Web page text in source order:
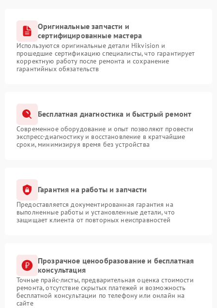
Оригинальные запчасти и
сертифицированные мастера
Используются оригинальные детали Hikvision и
прошедшие сертификацию специалисты, что гарантирует
корректную работу после ремонта и сохранение
гарантийных обязательств
Бесплатная диагностика и быстрый ремонт
Современное оборудование и опыт позволяют провести
экспресс-диагностику и восстановление в кратчайшие
сроки, минимизируя время без устройства
Гарантия на работы и запчасти
Предоставляется документированная гарантия на
выполненные работы и установленные детали, что
защищает клиента от повторных неисправностей
Прозрачное ценообразование и бесплатная
консультация
Точные прайс-листы, предварительная оценка стоимости
ремонта, отсутствие скрытых платежей и возможность
бесплатной консультации по телефону или онлайн на
сайте